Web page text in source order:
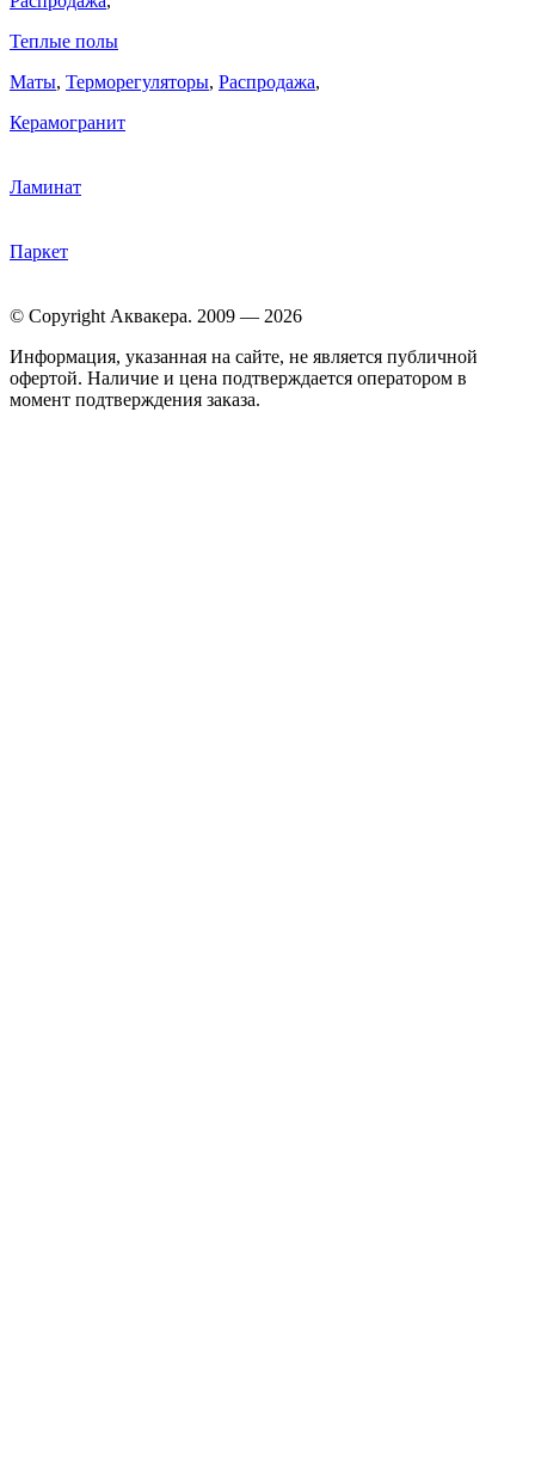
Теплые полы
Маты, Терморегуляторы, Распродажа,
Керамогранит
Ламинат
Паркет
© Copyright Аквакера. 2009 — 2026
Информация, указанная на сайте, не является публичной
офертой. Наличие и цена подтверждается оператором в
момент подтверждения заказа.